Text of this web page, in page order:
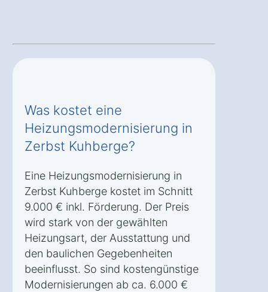
Was kostet eine
Heizungsmodernisierung in
Zerbst Kuhberge?
Eine Heizungsmodernisierung in
Zerbst Kuhberge kostet im Schnitt
9.000 € inkl. Förderung. Der Preis
wird stark von der gewählten
Heizungsart, der Ausstattung und
den baulichen Gegebenheiten
beeinflusst. So sind kostengünstige
Modernisierungen ab ca. 6.000 €